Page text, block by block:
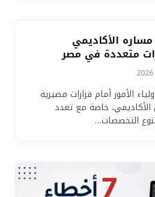
الأكاديمي
متعددة في مصر
الأمور أمام قرارات مصيرية
خاصة مع تعدد
التخصصات…